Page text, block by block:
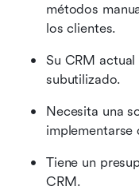
métodos
los clientes.
Su CRM
subutilizado.
Necesita una
implementarse
Tiene un
CRM.